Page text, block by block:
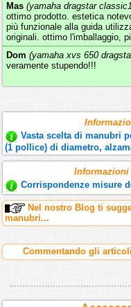
Mas (yamaha dragstar
ottimo prodotto. estetica
più funzionale alla guida
originali. ottimo l'imballaggio,
Dom (yamaha xvs 650
veramente stupendo!!!
Vasta scelta di manubri
(1 pollice) di diametro,
Informazioni
Corrispondenze misure
Nel nostro Blog ti
manubri...
Commentando gli